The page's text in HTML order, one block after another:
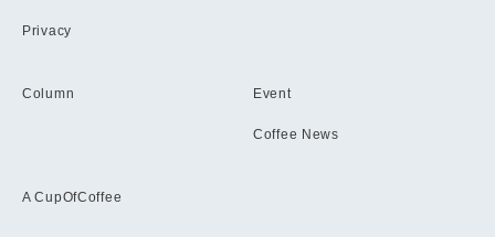
Privacy
Column Event
Coffee News
A CupOfCoffee